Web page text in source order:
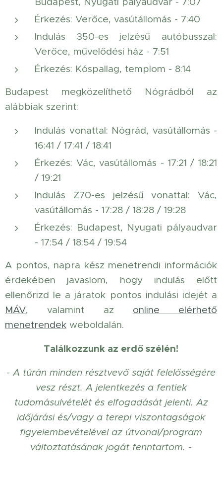
Érkezés: Verőce, vasútállomás - 7:40
Indulás 350-es jelzésű autóbusszal:
Verőce, művelődési ház - 7:51
Érkezés: Kóspallag, templom - 8:14
Budapest megközelíthető Nógrádból az
alábbiak szerint:
Indulás vonattal: Nógrád, vasútállomás -
16:41 / 17:41 / 18:41
Érkezés: Vác, vasútállomás - 17:21 / 18:21
/ 19:21
Indulás Z70-es jelzésű vonattal: Vác,
vasútállomás - 17:28 / 18:28 / 19:28
Érkezés: Budapest, Nyugati pályaudvar
- 17:54 / 18:54 / 19:54
A pontos, napra kész menetrendi információk
érdekében javaslom, hogy indulás előtt
ellenőrizd le a járatok pontos indulási idejét a
MÁV, valamint az online elérhető
menetrendek weboldalán.
Találkozzunk az erdő szélén!
- A túrán minden résztvevő saját felelősségére
vesz részt. A jelentkezés a fentiek
tudomásulvételét és elfogadását jelenti. Az
időjárási és/vagy a terepi viszontagságok
figyelembevételével az útvonal/program
változtatásának jogát fenntartom. -